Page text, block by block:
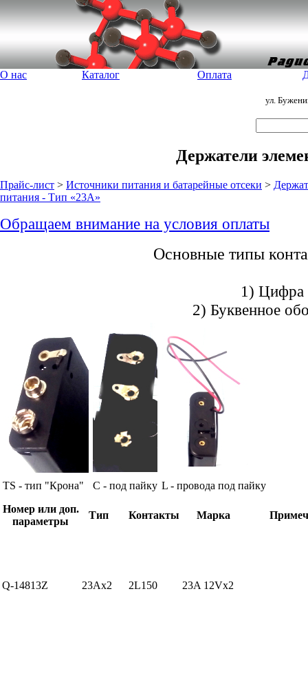
О нас Каталог Оплата
ул.
Держатели
Прайс-лист > Источники питания и батарейные отсеки >
питания - Тип «23A»
Обращаем внимание на условия оплаты
Основные типы
1) Цифра
2) Буквенное
TS - тип "Крона" С - под пайку L - провода под пайку
Номер или доп.
параметры
Тип Контакты Марка
Q-14813Z 23Ax2 2L150 23A 12Vx2